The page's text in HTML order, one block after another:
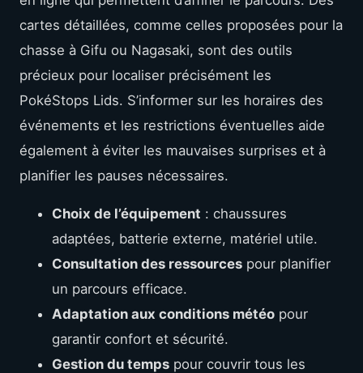
cartes détaillées, comme celles proposées pour la
chasse à Gifu ou Nagasaki, sont des outils
précieux pour localiser précisément les
PokéStops Lids. S’informer sur les horaires des
événements et les restrictions éventuelles aide
également à éviter les mauvaises surprises et à
planifier les pauses nécessaires.
Choix de l’équipement : chaussures
adaptées, batterie externe, matériel utile.
Consultation des ressources pour planifier
un parcours efficace.
Adaptation aux conditions météo pour
garantir confort et sécurité.
Gestion du temps pour couvrir tous les